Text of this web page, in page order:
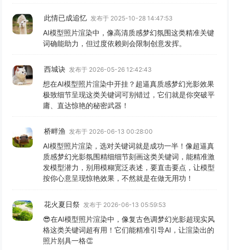
此情已成追忆 发布于 2025-10-28 14:47:53
AI模型照片渲染中，像高清质感梦幻氛围这类精准关键
词确能助力，但过度依赖则会限制创意发挥。
西城诀 发布于 2026-05-26 12:42:43
想在AI模型照片渲染中开挂？超逼真质感梦幻光影效果
极致细节呈现这类关键词可别错过，它们就是你突破平
庸、直达惊艳的秘密武器！
桥畔渔 发布于 2026-06-13 00:28:00
AI模型照片渲染，选对关键词就是成功一半！像超逼真
质感梦幻光影氛围精细细节刻画这类关键词，能精准激
发模型潜力，别用模糊宽泛表述，要直击要点，让模型
按你心意呈现惊艳效果，不然就是在做无用功！
花火夏日祭 发布于 2026-06-13 05:59:53
😎在AI模型照片渲染中，像复古色调梦幻光影超现实风
格这类关键词超有用！它们能精准引导AI，让渲染出的
照片别具一格👏